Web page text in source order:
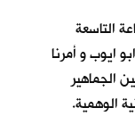
التاسعة
ايوب و أمرنا
الجماهير
الوهمية.